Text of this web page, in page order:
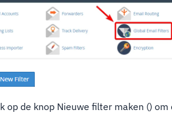
op de knop Nieuwe filter maken ()